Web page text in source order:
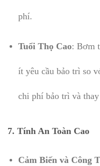
phí.
Tuổi Thọ Cao: Bơm
ít yêu cầu bảo trì so
chi phí bảo trì và thay
7. Tính An Toàn Cao
Cảm Biến và Công